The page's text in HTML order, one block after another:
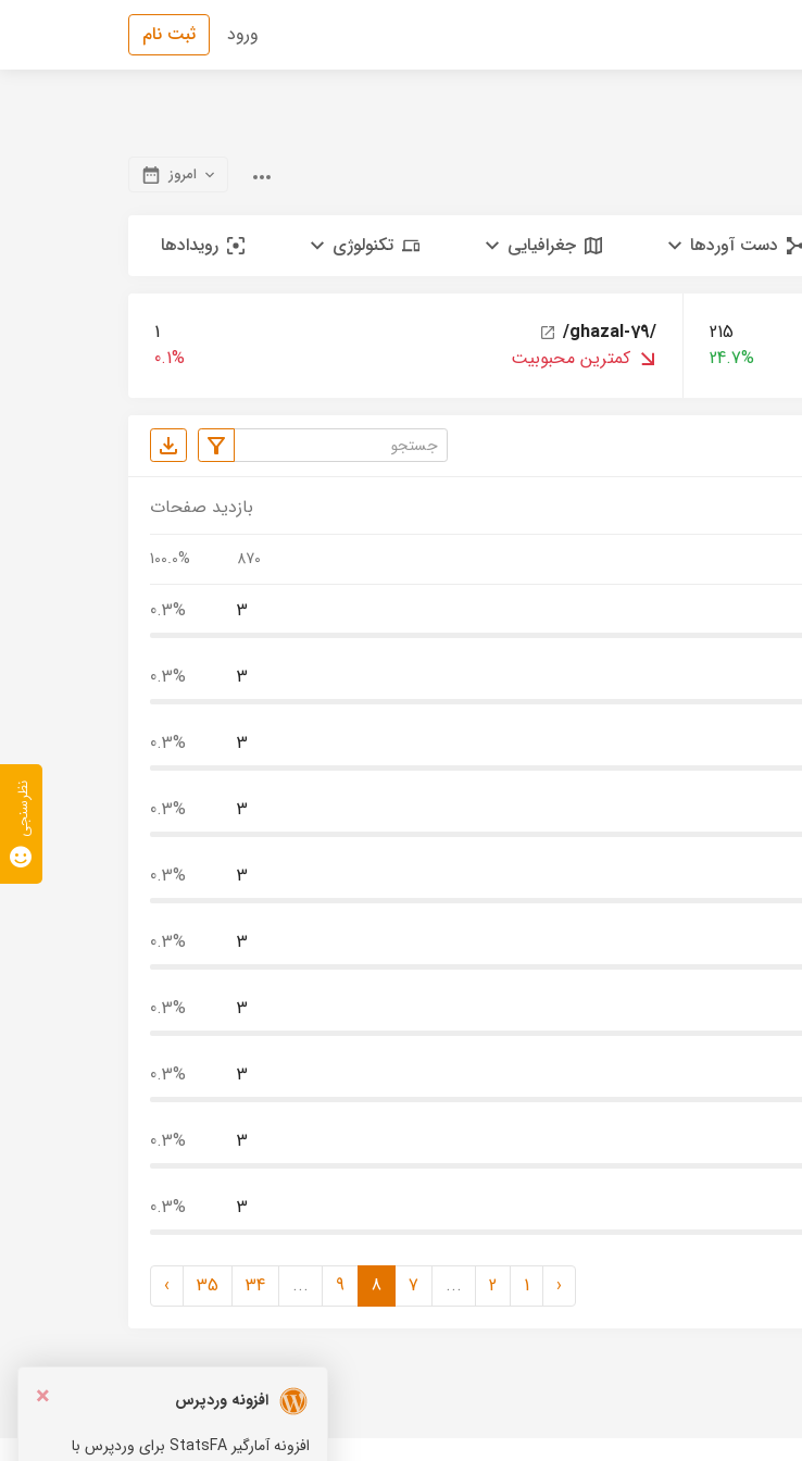
ورود ثبت نام
امروز
دست آوردها جغرافیایی تکنولوژی رویدادها
215
24.7%
/ghazal-79/
1
کمترین محبوبیت
0.1%
بازدید صفحات
870
100.0%
3
0.3%
3
0.3%
3
0.3%
3
0.3%
3
0.3%
3
0.3%
3
0.3%
3
0.3%
3
0.3%
3
0.3%
‹
1
2
...
7
8
9
...
34
35
›
×
افزونه وردپرس
افزونه آمارگیر StatsFA برای وردپرس با
نظرسنجی